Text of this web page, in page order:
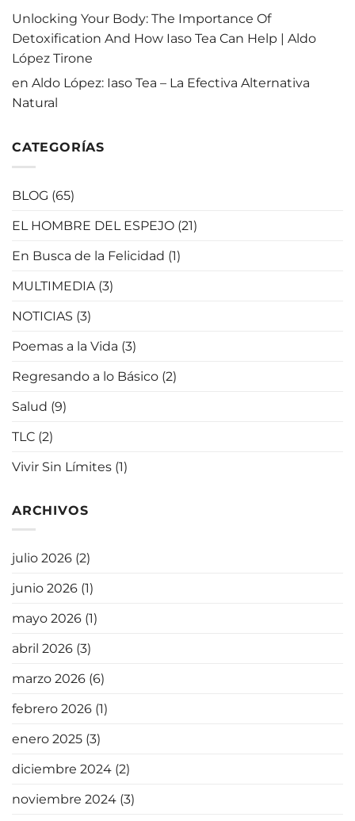
Unlocking Your Body: The Importance Of
Detoxification And How Iaso Tea Can Help | Aldo
López Tirone
en Aldo López: Iaso Tea – La Efectiva Alternativa
Natural
CATEGORÍAS
BLOG (65)
EL HOMBRE DEL ESPEJO (21)
En Busca de la Felicidad (1)
MULTIMEDIA (3)
NOTICIAS (3)
Poemas a la Vida (3)
Regresando a lo Básico (2)
Salud (9)
TLC (2)
Vivir Sin Límites (1)
ARCHIVOS
julio 2026 (2)
junio 2026 (1)
mayo 2026 (1)
abril 2026 (3)
marzo 2026 (6)
febrero 2026 (1)
enero 2025 (3)
diciembre 2024 (2)
noviembre 2024 (3)